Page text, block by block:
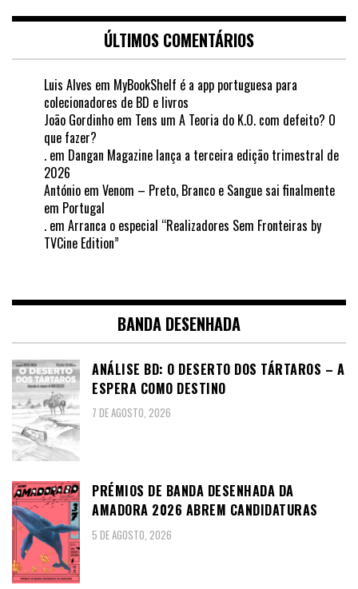
ÚLTIMOS COMENTÁRIOS
Luis Alves em MyBookShelf é a app portuguesa para
colecionadores de BD e livros
João Gordinho em Tens um A Teoria do K.O. com defeito? O
que fazer?
. em Dangan Magazine lança a terceira edição trimestral de
2026
António em Venom – Preto, Branco e Sangue sai finalmente
em Portugal
. em Arranca o especial “Realizadores Sem Fronteiras by
TVCine Edition”
BANDA DESENHADA
ANÁLISE BD: O DESERTO DOS TÁRTAROS – A
ESPERA COMO DESTINO
7 DE AGOSTO, 2026
PRÉMIOS DE BANDA DESENHADA DA
AMADORA 2026 ABREM CANDIDATURAS
5 DE AGOSTO, 2026